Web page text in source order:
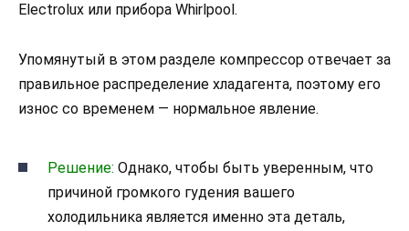
Electrolux или прибора Whirlpool.
Упомянутый в этом разделе компрессор отвечает за
правильное распределение хладагента, поэтому его
износ со временем — нормальное явление.
Решение: Однако, чтобы быть уверенным, что
причиной громкого гудения вашего
холодильника является именно эта деталь,